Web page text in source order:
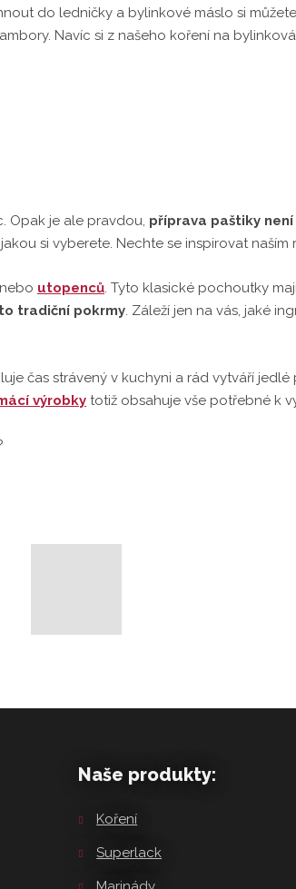
do ledničky a bylinkové máslo si
Navíc si z našeho koření na
Opak je ale pravdou, příprava paštiky
si vyberete. Nechte se inspirovat naším
nebo utopenců. Tyto klasické pochoutky
tradiční pokrmy. Záleží jen na vás, jaké
čas strávený v kuchyni a rád vytváří
výrobky totiž obsahuje vše potřebné k
Naše produkty:
Koření
Superlack